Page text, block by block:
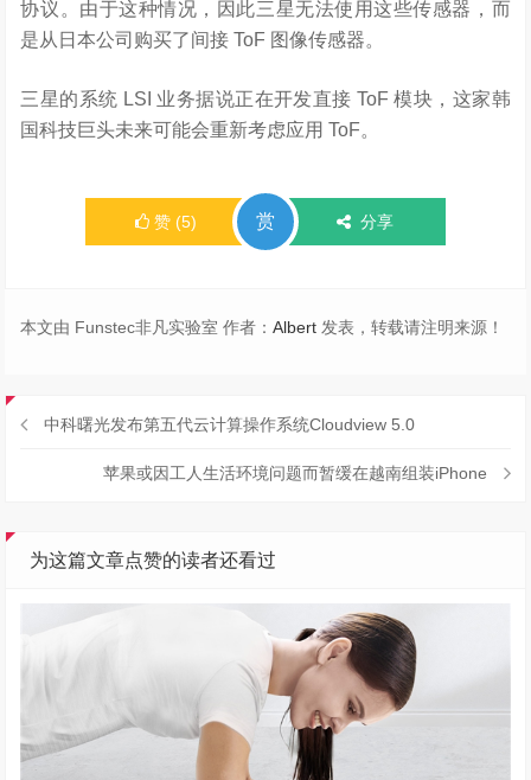
协议。由于这种情况，因此三星无法使用这些传感器，而
是从日本公司购买了间接 ToF 图像传感器。
三星的系统 LSI 业务据说正在开发直接 ToF 模块，这家韩
国科技巨头未来可能会重新考虑应用 ToF。
赞 (5) 赏 分享
本文由 Funstec非凡实验室 作者：Albert 发表，转载请注明来源！
中科曙光发布第五代云计算操作系统Cloudview 5.0
苹果或因工人生活环境问题而暂缓在越南组装iPhone
为这篇文章点赞的读者还看过